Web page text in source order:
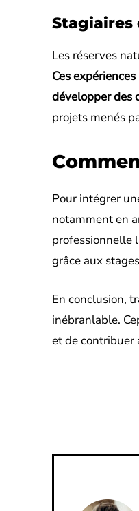
Stagiaires
Les réserves
Ces
développer des
projets menés
Pour intégrer
notamment en
professionnelle
grâce aux
En conclusion,
inébranlable.
et de contribuer